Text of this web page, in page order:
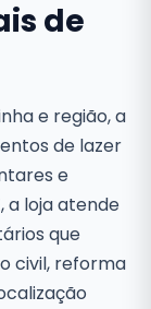
de
e região, a
de lazer
e
a loja atende
que
civil, reforma